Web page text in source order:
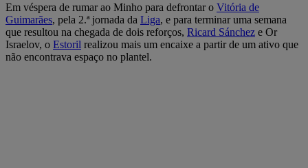
Em véspera de rumar ao Minho para defrontar o Vitória de
Guimarães, pela 2.ª jornada da Liga, e para terminar uma semana
que resultou na chegada de dois reforços, Ricard Sánchez e Or
Israelov, o Estoril realizou mais um encaixe a partir de um ativo que
não encontrava espaço no plantel.